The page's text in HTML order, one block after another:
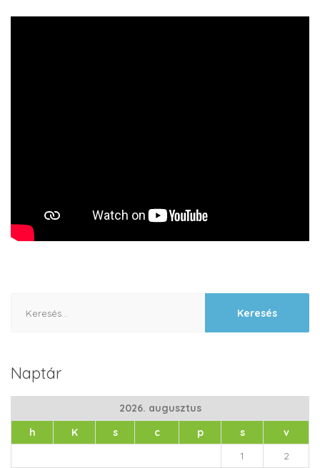
Naptár
2026. augusztus
h
K s c p s
v
1
2